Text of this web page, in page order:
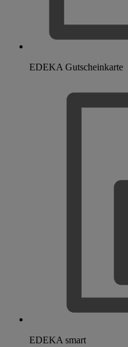
EDEKA Gutscheinkarte
EDEKA smart